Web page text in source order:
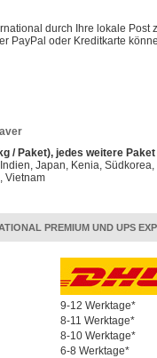
durch Ihre lokale Post
PayPal oder Kreditkarte
/ Paket), jedes weitere Paket
Japan, Kenia,
Vietnam
PREMIUM UND UPS
9-12 Werktage*
8-11 Werktage*
8-10 Werktage*
6-8 Werktage*